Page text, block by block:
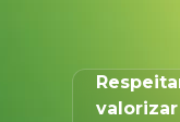
valorizar